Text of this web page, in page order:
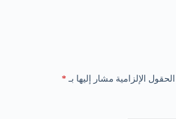
الحقول الإلزامية مشار إليها بـ *